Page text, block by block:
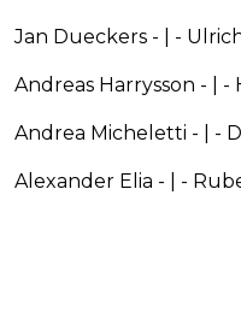
Jan Dueckers - | -
Andreas Harrysson - | -
Andrea Micheletti - | -
Alexander Elia - | -